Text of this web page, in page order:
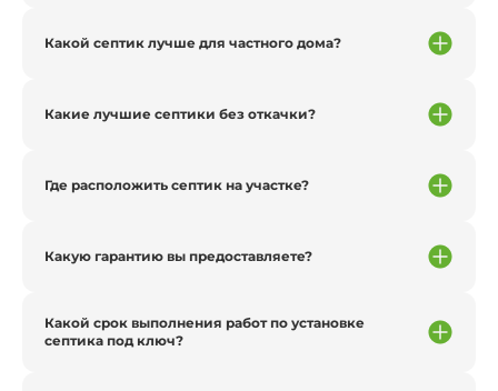
Какой септик лучше для частного дома?
Какие лучшие септики без откачки?
Где расположить септик на участке?
Какую гарантию вы предоставляете?
Какой срок выполнения работ по установке
септика под ключ?